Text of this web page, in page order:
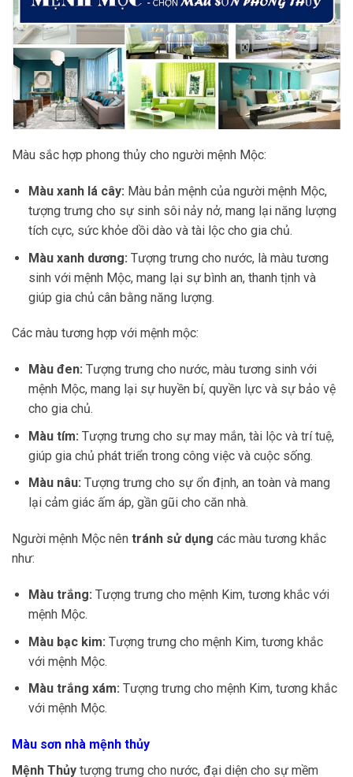
Màu sắc hợp phong thủy cho người mệnh Mộc:
Màu xanh lá cây: Màu bản mệnh của người mệnh Mộc,
tượng trưng cho sự sinh sôi nảy nở, mang lại năng lượng
tích cực, sức khỏe dồi dào và tài lộc cho gia chủ.
Màu xanh dương: Tượng trưng cho nước, là màu tương
sinh với mệnh Mộc, mang lại sự bình an, thanh tịnh và
giúp gia chủ cân bằng năng lượng.
Các màu tương hợp với mệnh mộc:
Màu đen: Tượng trưng cho nước, màu tương sinh với
mệnh Mộc, mang lại sự huyền bí, quyền lực và sự bảo vệ
cho gia chủ.
Màu tím: Tượng trưng cho sự may mắn, tài lộc và trí tuệ,
giúp gia chủ phát triển trong công việc và cuộc sống.
Màu nâu: Tượng trưng cho sự ổn định, an toàn và mang
lại cảm giác ấm áp, gần gũi cho căn nhà.
Người mệnh Mộc nên tránh sử dụng các màu tương khắc
như:
Màu trắng: Tượng trưng cho mệnh Kim, tương khắc với
mệnh Mộc.
Màu bạc kim: Tượng trưng cho mệnh Kim, tương khắc
với mệnh Mộc.
Màu trắng xám: Tượng trưng cho mệnh Kim, tương khắc
với mệnh Mộc.
Màu sơn nhà mệnh thủy
Mệnh Thủy tượng trưng cho nước, đại diện cho sự mềm